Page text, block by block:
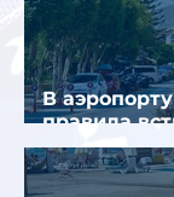
В
правила